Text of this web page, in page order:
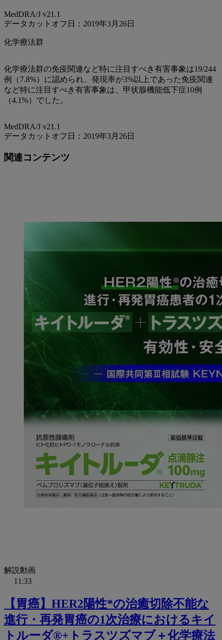
MedDRA/J v21.1
データカットオフ日：2019年3月26日
化学療法群
化学療法群の免疫関連など特に注目すべき有害事象は19/244
例（7.8%）に認められ、発現率が3%以上であった免疫関連
など特に注目すべき有害事象は、甲状腺機能低下症10例
（4.1%）でした。
MedDRA/J v21.1
データカットオフ日：2019年3月26日
関連コンテンツ
解説動画
11:33
【胃癌】HER2陽性*の治癒切除不能な
進行・再発胃癌の1次治療におけるキイ
トルーダ®+トラスツズマブ＋化学療法